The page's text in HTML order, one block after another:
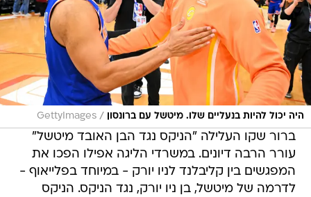
היה יכול להיות בנעליים שלו. מיטשל עם ברונסון /
GettyImages
ברור שקו העלילה "הניקס נגד הבן האובד מיטשל"
עורר הרבה דיונים. במשרדי הליגה אפילו הפכו את
המפגשים בין קליבלנד לניו יורק - במיוחד בפלייאוף -
לדרמה של מיטשל, בן ניו יורק, נגד הניקס. הניקס